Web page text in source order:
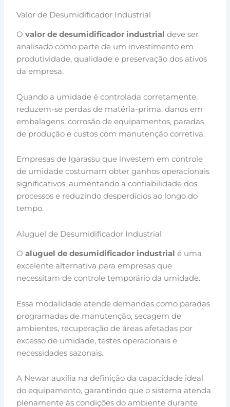
Valor de Desumidificador Industrial
Ovalor de desumidificador industrial deve ser
analisado como parte de um investimento em
produtividade, qualidade e preservação dos ativos
da empresa.
Quando a umidade é controlada corretamente,
reduzem-se perdas de matéria-prima, danos em
embalagens, corrosão de equipamentos, paradas
de produção e custos com manutenção corretiva.
Empresas de Igarassu que investem em controle
de umidade costumam obter ganhos operacionais
significativos, aumentando a confiabilidade dos
processos e reduzindo desperdícios ao longo do
tempo.
Aluguel de Desumidificador Industrial
Oaluguel de desumidificador industrial é uma
excelente alternativa para empresas que
necessitam de controle temporário da umidade.
Essa modalidade atende demandas como paradas
programadas de manutenção, secagem de
ambientes, recuperação de áreas afetadas por
excesso de umidade, testes operacionais e
necessidades sazonais.
A Newar auxilia na definição da capacidade ideal
do equipamento, garantindo que o sistema atenda
plenamente às condições do ambiente durante